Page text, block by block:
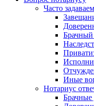
Часто
Брачный
Иные
Нотариус
Брачные